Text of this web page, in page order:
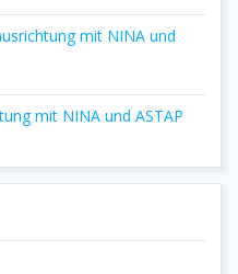
mit NINA und
mit NINA und ASTAP